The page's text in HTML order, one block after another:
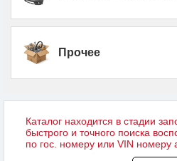
Прочее
Каталог находится в стадии
быстрого и точного поиска
по гос. номеру или VIN номеру